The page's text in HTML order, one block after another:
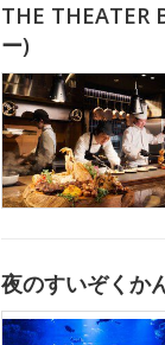
THE THEATER
ー)
夜のすいぞくか